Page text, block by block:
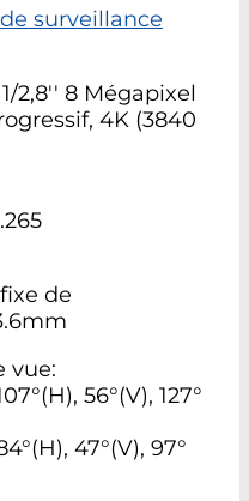
surveillance
2,8'' 8 Mégapixel
4K (3840
de
vue:
56°(V), 127°
47°(V), 97°